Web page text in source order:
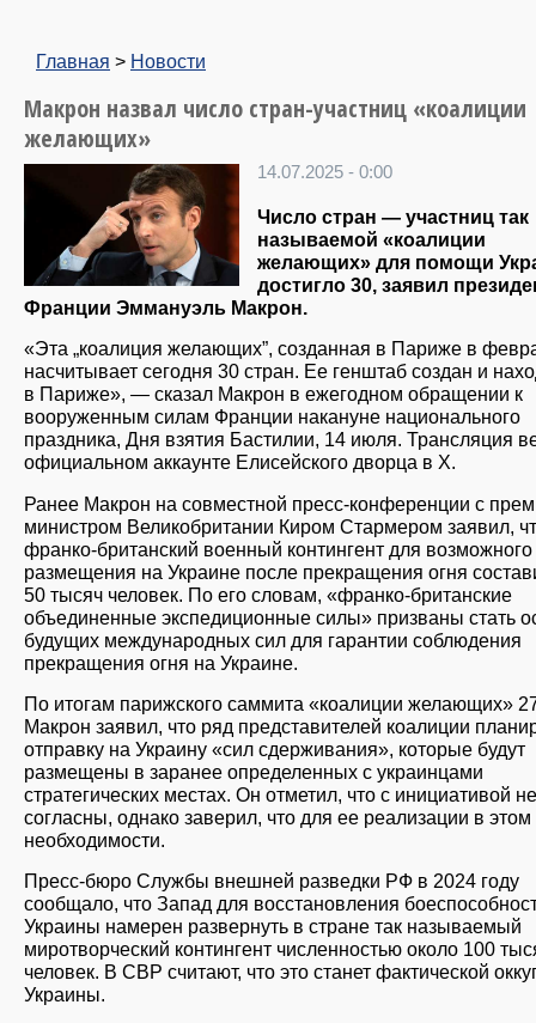
Главная > Новости
Макрон назвал число стран-участниц «коалиции
желающих»
14.07.2025 - 0:00
Число стран — участниц так
называемой «коалиции
желающих» для помощи
достигло 30, заявил
Франции Эммануэль Макрон.
«Эта „коалиция желающих”, созданная в Париже в
насчитывает сегодня 30 стран. Ее генштаб создан и
в Париже», — сказал Макрон в ежегодном обращении к
вооруженным силам Франции накануне национального
праздника, Дня взятия Бастилии, 14 июля. Трансляция
официальном аккаунте Елисейского дворца в Х.
Ранее Макрон на совместной пресс-конференции с
министром Великобритании Киром Стармером заявил,
франко-британский военный контингент для возможного
размещения на Украине после прекращения огня
50 тысяч человек. По его словам, «франко-британские
объединенные экспедиционные силы» призваны стать
будущих международных сил для гарантии соблюдения
прекращения огня на Украине.
По итогам парижского саммита «коалиции желающих»
Макрон заявил, что ряд представителей коалиции
отправку на Украину «сил сдерживания», которые будут
размещены в заранее определенных с украинцами
стратегических местах. Он отметил, что с инициативой
согласны, однако заверил, что для ее реализации в этом
необходимости.
Пресс-бюро Службы внешней разведки РФ в 2024 году
сообщало, что Запад для восстановления
Украины намерен развернуть в стране так называемый
миротворческий контингент численностью около 100
человек. В СВР считают, что это станет фактической
Украины.